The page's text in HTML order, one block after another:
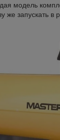
модель
же запускать в